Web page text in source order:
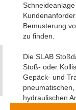
Bemusterung
zu finden.
Die SLAB
Stoß- oder
Gepäck- und
hydraulischen